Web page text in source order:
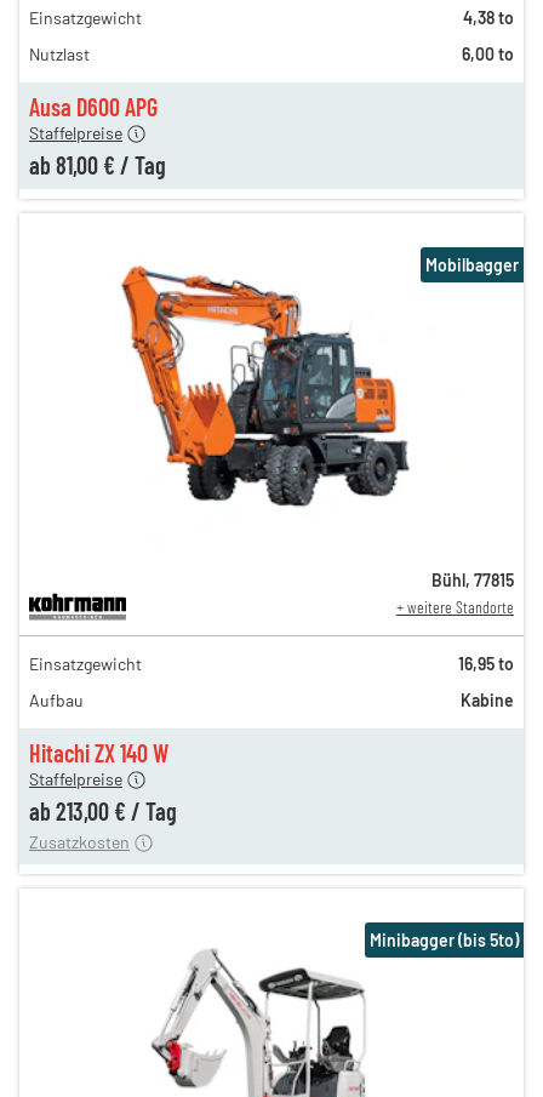
Ausa D600 APG
195,00 €
108,00 €
Staffelpreise
ab 81,00 € / Tag
Einsatzgewicht
4,38 to
Nutzlast
6,00 to
Hitachi ZX 140 W
368,00 €
306,00 €
255,00 €
Staffelpreise
ab 213,00 € / Tag
12,00 €
Zusatzkosten
Mobilbagger
Bühl, 77815
+ weitere Standorte
Einsatzgewicht
16,95 to
Aufbau
Kabine
Minibagger (bis 5to)